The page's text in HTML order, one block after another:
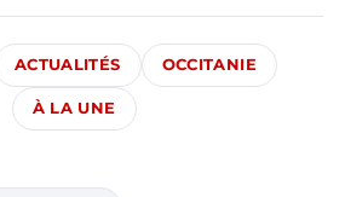
ACTUALITÉS OCCITANIE
À LA UNE